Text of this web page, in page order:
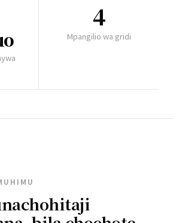
4
Mpangilio wa gridi